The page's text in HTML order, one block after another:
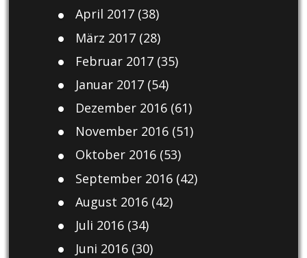
April 2017(38)
März 2017(28)
Februar 2017(35)
Januar 2017(54)
Dezember 2016(61)
November 2016(51)
Oktober 2016(53)
September 2016(42)
August 2016(42)
Juli 2016(34)
Juni 2016(30)